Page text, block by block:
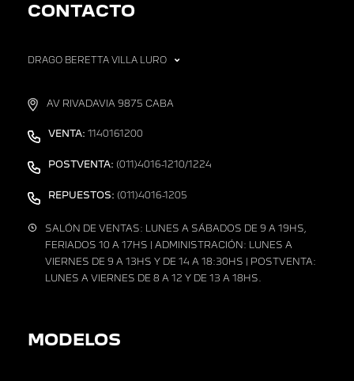
CONTACTO
DRAGO BERETTA VILLA LURO
AV RIVADAVIA 9875 CABA
VENTA: 1140161200
POSTVENTA: (011)4016-1210/1224
REPUESTOS: (011)4016-1205
SALÓN DE VENTAS: LUNES A SÁBADOS DE 9 A 19HS,
FERIADOS 10 A 17HS | ADMINISTRACIÓN: LUNES A
VIERNES DE 9 A 13HS Y DE 14 A 18:30HS | POSTVENTA:
LUNES A VIERNES DE 8 A 12 Y DE 13 A 18HS.
MODELOS